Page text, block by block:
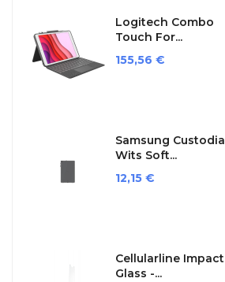
Logitech Combo
Touch For...
Prezzo
155,56 €
Samsung Custodia
Wits Soft...
Prezzo
12,15 €
Cellularline Impact
Glass -...